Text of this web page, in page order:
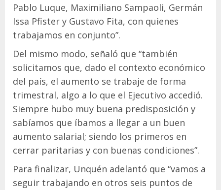
Pablo Luque, Maximiliano Sampaoli, Germán
Issa Pfister y Gustavo Fita, con quienes
trabajamos en conjunto”.
Del mismo modo, señaló que “también
solicitamos que, dado el contexto económico
del país, el aumento se trabaje de forma
trimestral, algo a lo que el Ejecutivo accedió.
Siempre hubo muy buena predisposición y
sabíamos que íbamos a llegar a un buen
aumento salarial; siendo los primeros en
cerrar paritarias y con buenas condiciones”.
Para finalizar, Unquén adelantó que “vamos a
seguir trabajando en otros seis puntos de